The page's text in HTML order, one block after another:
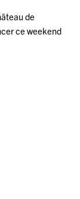
de
ce weekend